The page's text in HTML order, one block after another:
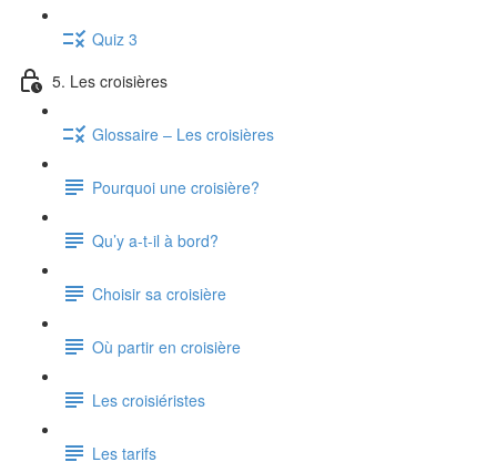
Quiz 3
5. Les croisières
Glossaire – Les croisières
Pourquoi une croisière?
Qu’y a-t-il à bord?
Choisir sa croisière
Où partir en croisière
Les croisiéristes
Les tarifs